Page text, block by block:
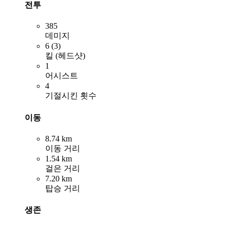
전투
385
데미지
6 (3)
킬 (헤드샷)
1
어시스트
4
기절시킨 횟수
이동
8.74 km
이동 거리
1.54 km
걸은 거리
7.20 km
탑승 거리
생존